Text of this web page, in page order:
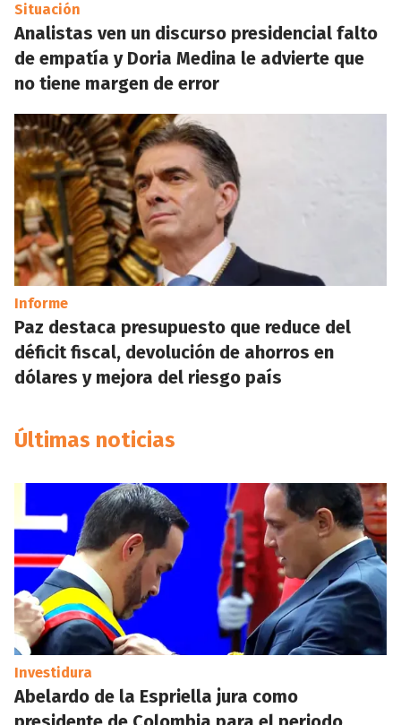
Situación
Analistas ven un discurso presidencial falto
de empatía y Doria Medina le advierte que
no tiene margen de error
Informe
Paz destaca presupuesto que reduce del
déficit fiscal, devolución de ahorros en
dólares y mejora del riesgo país
Últimas noticias
Investidura
Abelardo de la Espriella jura como